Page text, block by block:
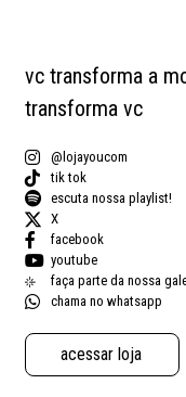
vc transforma a
transforma vc
@lojayoucom
tik tok
escuta nossa playlist!
X
facebook
youtube
faça parte da nossa
chama no whatsapp
acessar loja